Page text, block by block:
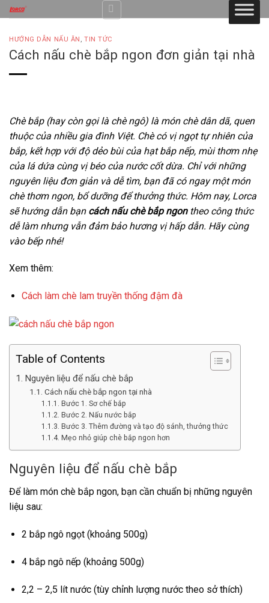
Skip
to
content
HƯỚNG DẪN NẤU ĂN ,TIN TỨC
Cách nấu chè bắp ngon đơn giản tại nhà
Chè bắp (hay còn gọi là chè ngô) là món chè dân dã, quen
thuộc của nhiều gia đình Việt. Chè có vị ngọt tự nhiên của
bắp, kết hợp với độ dẻo bùi của hạt bắp nếp, mùi thơm nhẹ
của lá dứa cùng vị béo của nước cốt dừa. Chỉ với những
nguyên liệu đơn giản và dễ tìm, bạn đã có ngay một món
chè thơm ngon, bổ dưỡng để thưởng thức. Hôm nay, Lorca
sẽ hướng dẫn bạn cách nấu chè bắp ngontheo công thức
dễ làm nhưng vẫn đảm bảo hương vị hấp dẫn. Hãy cùng
vào bếp nhé!
Xem thêm:
Cách làm chè lam truyền thống đậm đà
Table of Contents
Nguyên liệu để nấu chè bắp
Cách nấu chè bắp ngon tại nhà
Bước 1. Sơ chế bắp
Bước 2. Nấu nước bắp
Bước 3. Thêm đường và tạo độ sánh, thưởng thức
Mẹo nhỏ giúp chè bắp ngon hơn
Nguyên liệu để nấu chè bắp
Để làm món chè bắp ngon, bạn cần chuẩn bị những nguyên
liệu sau:
2 bắp ngô ngọt (khoảng 500g)
4 bắp ngô nếp (khoảng 500g)
2,2 – 2,5 lít nước (tùy chỉnh lượng nước theo sở thích)